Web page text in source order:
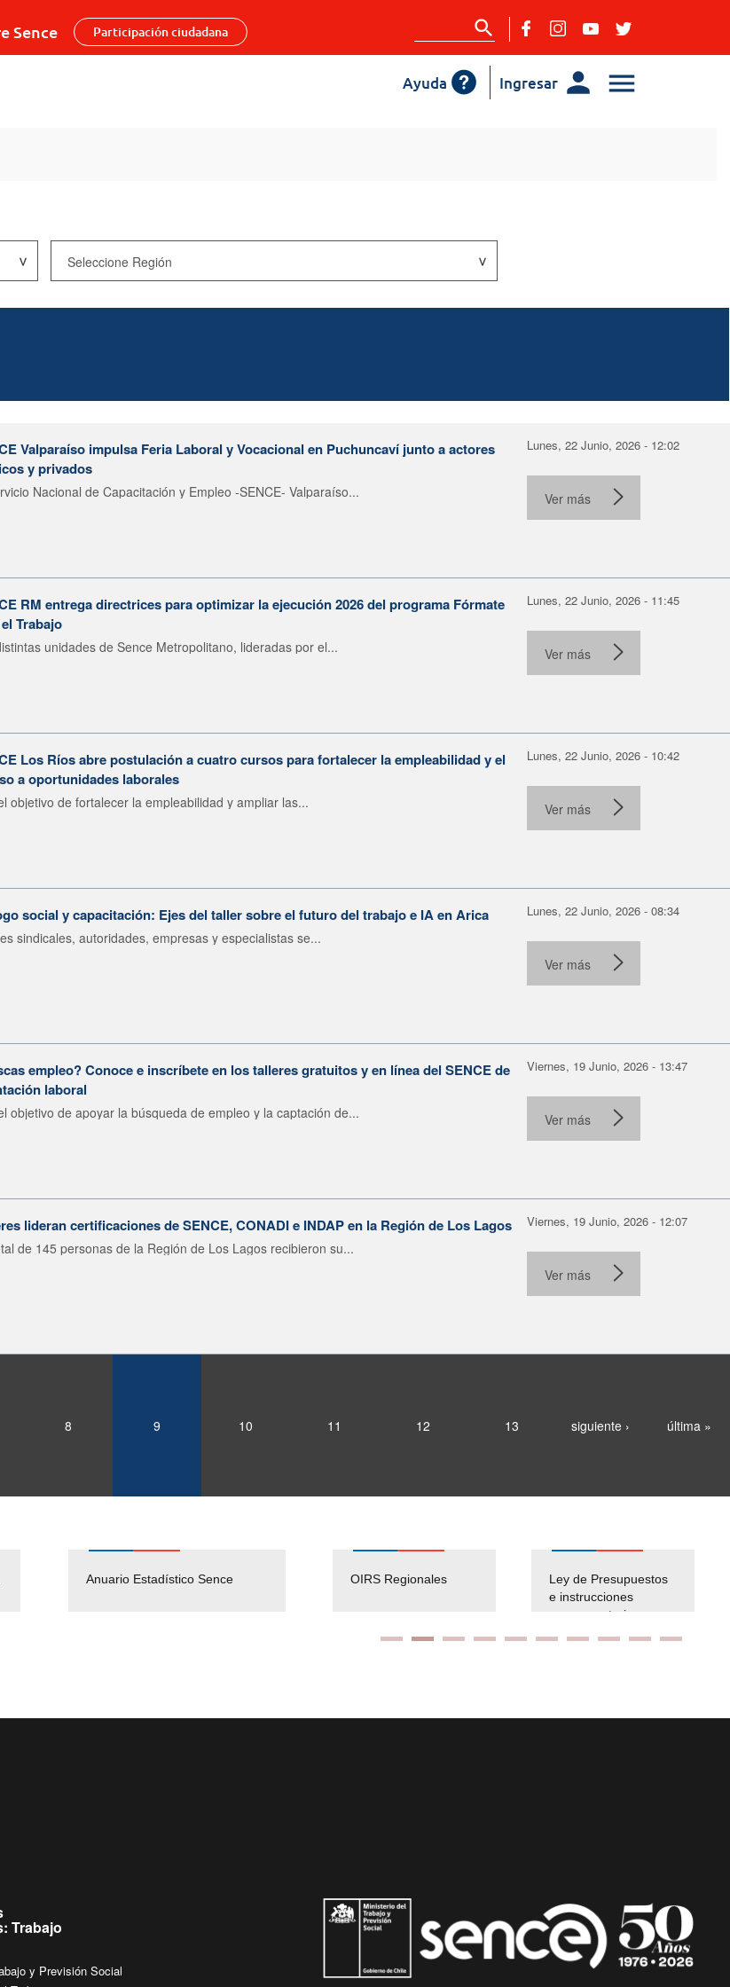
Sence Participación ciudadana
Ingresar
Ayuda
Valparaíso impulsa Feria Laboral y Vocacional en Puchuncaví junto a actores
y privados
Nacional de Capacitación y Empleo -SENCE- Valparaíso...
Lunes, 22 Junio, 2026 - 12:02
Ver más
RM entrega directrices para optimizar la ejecución 2026 del programa Fórmate
Trabajo
unidades de Sence Metropolitano, lideradas por el...
Lunes, 22 Junio, 2026 - 11:45
Ver más
Los Ríos abre postulación a cuatro cursos para fortalecer la empleabilidad y el
a oportunidades laborales
objetivo de fortalecer la empleabilidad y ampliar las...
Lunes, 22 Junio, 2026 - 10:42
Ver más
social y capacitación: Ejes del taller sobre el futuro del trabajo e IA en Arica
sindicales, autoridades, empresas y especialistas se...
Lunes, 22 Junio, 2026 - 08:34
Ver más
empleo? Conoce e inscríbete en los talleres gratuitos y en línea del SENCE de
laboral
objetivo de apoyar la búsqueda de empleo y la captación de...
Viernes, 19 Junio, 2026 - 13:47
Ver más
lideran certificaciones de SENCE, CONADI e INDAP en la Región de Los Lagos
de 145 personas de la Región de Los Lagos recibieron su...
Viernes, 19 Junio, 2026 - 12:07
Ver más
8 9 10 11 12 13 siguiente › última »
Anuario Estadístico Sence
Solicitud Audiencias y
OIRS Regionales
Ley de Presupuestos
e instrucciones
presuspuetarias
Trabajo
y Previsión Social